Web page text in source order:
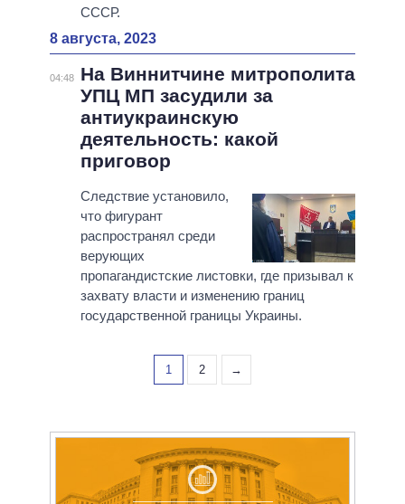
СССР.
8 августа, 2023
04:48
На Виннитчине митрополита
УПЦ МП засудили за
антиукраинскую
деятельность: какой
приговор
Следствие установило,
что фигурант
распространял среди
верующих
пропагандистские листовки, где призывал к
захвату власти и изменению границ
государственной границы Украины.
1 2 →